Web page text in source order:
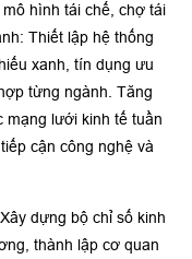
hình tái chế, chợ tái
Thiết lập hệ thống
xanh, tín dụng ưu
từng ngành. Tăng
mạng lưới kinh tế tuần
cận công nghệ và
dựng bộ chỉ số kinh
thành lập cơ quan